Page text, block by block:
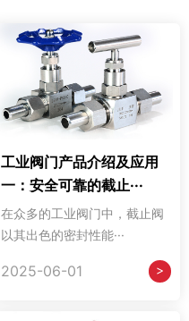
工业阀门产品介绍及应用
一：安全可靠的截止···
在众多的工业阀门中，截止阀
以其出色的密封性能···
2025-06-01 >